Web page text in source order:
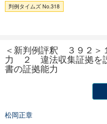
判例タイムズ No.318
＜新判例評釈 ３９２
力 ２ 違法収集証拠を
書の証拠能力
松岡正章